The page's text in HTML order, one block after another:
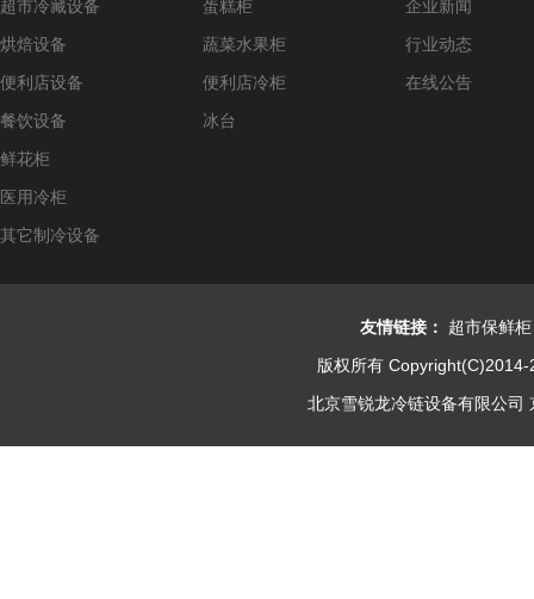
超市冷藏设备
烘焙设备
便利店设备
餐饮设备
鲜花柜
医用冷柜
其它制冷设备
蛋糕柜
蔬菜水果柜
便利店冷柜
冰台
企业新闻
行业动态
在线公告
友情链接：
超市保鲜柜
版权所有
北京雪锐龙冷链设备有限公司